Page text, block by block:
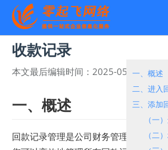
收款记录
本文最后编辑时间： 2025-05-26
一、概述
回款记录管理是公司财务管理的重要组
一、概述
二、进入
三、添加
（一
（二